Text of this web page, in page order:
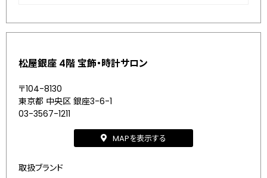
松屋銀座 4階 宝飾・時計サロン
〒104-8130
東京都 中央区 銀座3-6-1
03-3567-1211
MAPを表示する
取扱ブランド